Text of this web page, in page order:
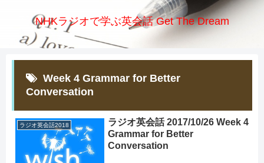
NHKラジオで学ぶ英会話 Get The Dream
Week 4 Grammar for Better
Conversation
ラジオ英会話2018
ラジオ英会話 2017/10/26 Week 4
Grammar for Better
Conversation